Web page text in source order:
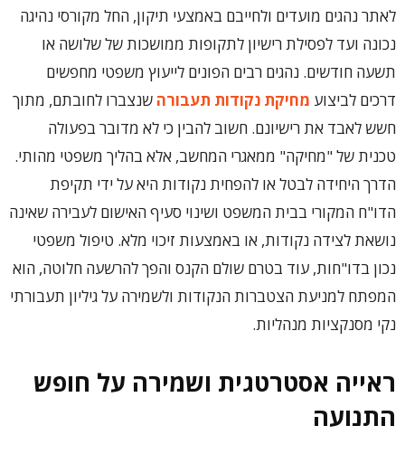
לאתר נהגים מועדים ולחייבם באמצעי תיקון, החל מקורסי נהיגה
נכונה ועד לפסילת רישיון לתקופות ממושכות של שלושה או
תשעה חודשים. נהגים רבים הפונים לייעוץ משפטי מחפשים
דרכים לביצוע מחיקת נקודות תעבורה שנצברו לחובתם, מתוך
חשש לאבד את רישיונם. חשוב להבין כי לא מדובר בפעולה
טכנית של "מחיקה" ממאגרי המחשב, אלא בהליך משפטי מהותי.
הדרך היחידה לבטל או להפחית נקודות היא על ידי תקיפת
הדו"ח המקורי בבית המשפט ושינוי סעיף האישום לעבירה שאינה
נושאת לצידה נקודות, או באמצעות זיכוי מלא. טיפול משפטי
נכון בדו"חות, עוד בטרם שולם הקנס והפך להרשעה חלוטה, הוא
המפתח למניעת הצטברות הנקודות ולשמירה על גיליון תעבורתי
נקי מסנקציות מנהליות.
ראייה אסטרטגית ושמירה על חופש
התנועה